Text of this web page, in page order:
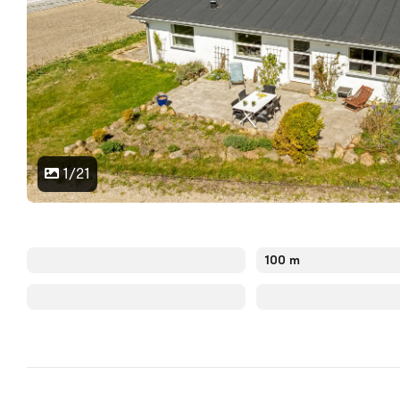
1/21
100 m